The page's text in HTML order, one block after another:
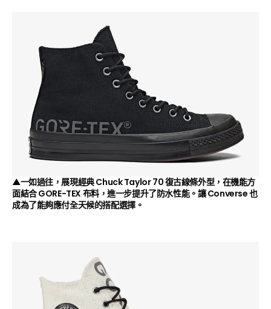
▲一如過往，展現經典 Chuck Taylor 70 復古線條外型，在機能方
面結合 GORE-TEX 布料，進一步提升了防水性能。讓 Converse 也
成為了能夠應付全天候的搭配選擇。